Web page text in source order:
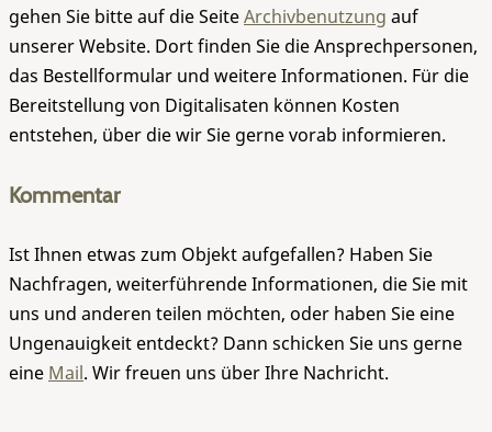
gehen Sie bitte auf die SeiteArchivbenutzung auf
unserer Website. Dort finden Sie die Ansprechpersonen,
das Bestellformular und weitere Informationen. Für die
Bereitstellung von Digitalisaten können Kosten
entstehen, über die wir Sie gerne vorab informieren.
Kommentar
Ist Ihnen etwas zum Objekt aufgefallen? Haben Sie
Nachfragen, weiterführende Informationen, die Sie mit
uns und anderen teilen möchten, oder haben Sie eine
Ungenauigkeit entdeckt? Dann schicken Sie uns gerne
eine Mail. Wir freuen uns über Ihre Nachricht.